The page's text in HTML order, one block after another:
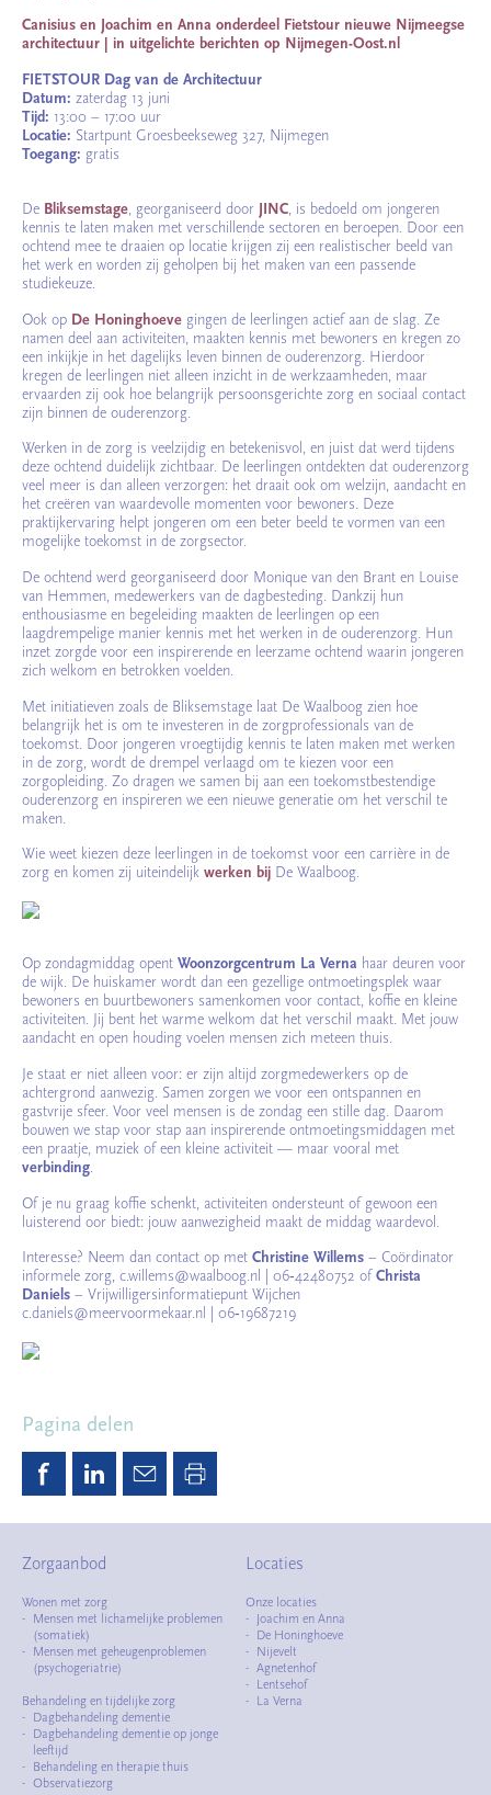
Canisius en Joachim en Anna onderdeel Fietstour nieuwe Nijmeegse
architectuur | in uitgelichte berichten op Nijmegen-Oost.nl
FIETSTOUR Dag van de Architectuur
Datum: zaterdag 13 juni
Tijd: 13:00 – 17:00 uur
Locatie: Startpunt Groesbeekseweg 327, Nijmegen
Toegang: gratis
De Bliksemstage, georganiseerd door JINC, is bedoeld om jongeren
kennis te laten maken met verschillende sectoren en beroepen. Door een
ochtend mee te draaien op locatie krijgen zij een realistischer beeld van
het werk en worden zij geholpen bij het maken van een passende
studiekeuze.
Ook op De Honinghoeve gingen de leerlingen actief aan de slag. Ze
namen deel aan activiteiten, maakten kennis met bewoners en kregen zo
een inkijkje in het dagelijks leven binnen de ouderenzorg. Hierdoor
kregen de leerlingen niet alleen inzicht in de werkzaamheden, maar
ervaarden zij ook hoe belangrijk persoonsgerichte zorg en sociaal contact
zijn binnen de ouderenzorg.
Werken in de zorg is veelzijdig en betekenisvol, en juist dat werd tijdens
deze ochtend duidelijk zichtbaar. De leerlingen ontdekten dat ouderenzorg
veel meer is dan alleen verzorgen: het draait ook om welzijn, aandacht en
het creëren van waardevolle momenten voor bewoners. Deze
praktijkervaring helpt jongeren om een beter beeld te vormen van een
mogelijke toekomst in de zorgsector.
De ochtend werd georganiseerd door Monique van den Brant en Louise
van Hemmen, medewerkers van de dagbesteding. Dankzij hun
enthousiasme en begeleiding maakten de leerlingen op een
laagdrempelige manier kennis met het werken in de ouderenzorg. Hun
inzet zorgde voor een inspirerende en leerzame ochtend waarin jongeren
zich welkom en betrokken voelden.
Met initiatieven zoals de Bliksemstage laat De Waalboog zien hoe
belangrijk het is om te investeren in de zorgprofessionals van de
toekomst. Door jongeren vroegtijdig kennis te laten maken met werken
in de zorg, wordt de drempel verlaagd om te kiezen voor een
zorgopleiding. Zo dragen we samen bij aan een toekomstbestendige
ouderenzorg en inspireren we een nieuwe generatie om het verschil te
maken.
Wie weet kiezen deze leerlingen in de toekomst voor een carrière in de
zorg en komen zij uiteindelijk werken bij De Waalboog.
Op zondagmiddag opent Woonzorgcentrum La Verna haar deuren voor
de wijk. De huiskamer wordt dan een gezellige ontmoetingsplek waar
bewoners en buurtbewoners samenkomen voor contact, koffie en kleine
activiteiten. Jij bent het warme welkom dat het verschil maakt. Met jouw
aandacht en open houding voelen mensen zich meteen thuis.
Je staat er niet alleen voor: er zijn altijd zorgmedewerkers op de
achtergrond aanwezig. Samen zorgen we voor een ontspannen en
gastvrije sfeer. Voor veel mensen is de zondag een stille dag. Daarom
bouwen we stap voor stap aan inspirerende ontmoetingsmiddagen met
een praatje, muziek of een kleine activiteit — maar vooral met
verbinding.
Of je nu graag koffie schenkt, activiteiten ondersteunt of gewoon een
luisterend oor biedt: jouw aanwezigheid maakt de middag waardevol.
Interesse? Neem dan contact op met Christine Willems – Coördinator
informele zorg, c.willems@waalboog.nl | 06‑42480752 ofChrista
Daniels – Vrijwilligersinformatiepunt Wijchen
c.daniels@meervoormekaar.nl | 06‑19687219
Pagina delen
Zorgaanbod
Wonen met zorg
Mensen met lichamelijke problemen
(somatiek)
Mensen met geheugenproblemen
(psychogeriatrie)
Behandeling en tijdelijke zorg
Dagbehandeling dementie
Dagbehandeling dementie op jonge
leeftijd
Behandeling en therapie thuis
Observatiezorg
Locaties
Onze locaties
Joachim en Anna
De Honinghoeve
Nijevelt
Agnetenhof
Lentsehof
La Verna